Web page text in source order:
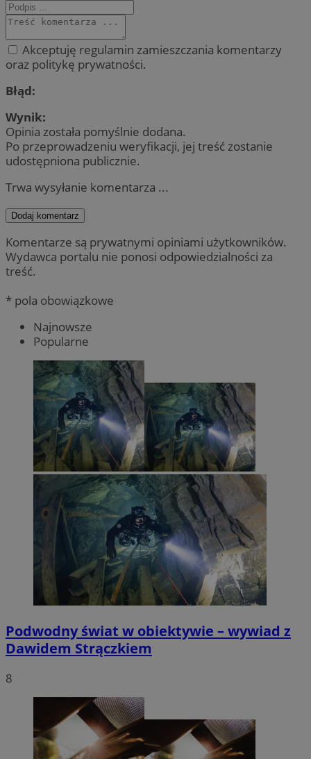
Akceptuję regulamin zamieszczania komentarzy
oraz politykę prywatności.
Błąd:
Wynik:
Opinia została pomyślnie dodana.
Po przeprowadzeniu weryfikacji, jej treść zostanie
udostępniona publicznie.
Trwa wysyłanie komentarza ...
Dodaj komentarz
Komentarze są prywatnymi opiniami użytkowników.
Wydawca portalu nie ponosi odpowiedzialności za
treść.
* pola obowiązkowe
Najnowsze
Popularne
Podwodny świat w obiektywie – wywiad z
Dawidem Strączkiem
8